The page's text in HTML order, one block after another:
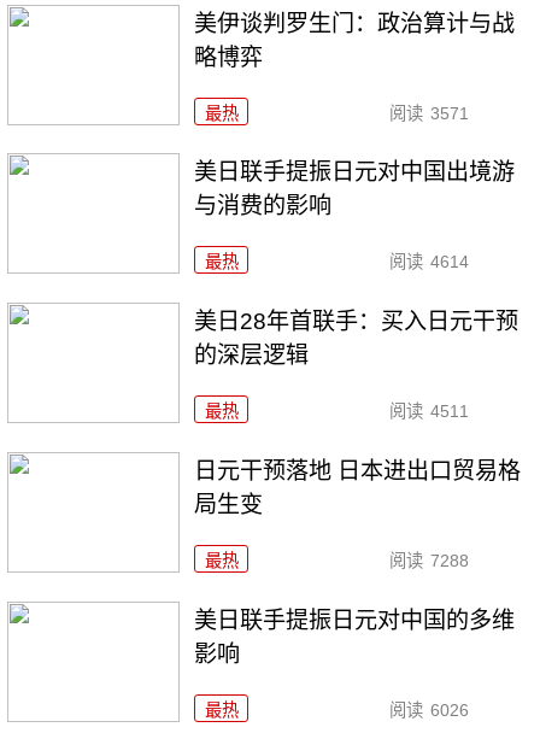
美伊谈判罗生门：政治算计与战
略博弈
最热 阅读 3571
美日联手提振日元对中国出境游
与消费的影响
最热 阅读 4614
美日28年首联手：买入日元干预
的深层逻辑
最热 阅读 4511
日元干预落地 日本进出口贸易格
局生变
最热 阅读 7288
美日联手提振日元对中国的多维
影响
最热 阅读 6026